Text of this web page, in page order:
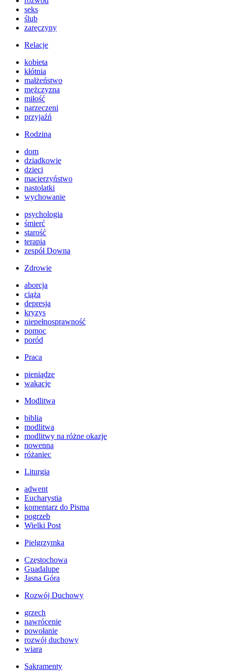
seks
ślub
zaręczyny
Relacje
kobieta
kłótnia
małżeństwo
mężczyzna
miłość
narzeczeni
przyjaźń
Rodzina
dom
dziadkowie
dzieci
macierzyństwo
nastolatki
wychowanie
psychologia
śmierć
starość
terapia
zespół Downa
Zdrowie
aborcja
ciąża
depresja
kryzys
niepełnosprawność
pomoc
poród
Praca
pieniądze
wakacje
Modlitwa
biblia
modlitwa
modlitwy na różne okazje
nowenna
różaniec
Liturgia
adwent
Eucharystia
komentarz do Pisma
pogrzeb
Wielki Post
Pielgrzymka
Częstochowa
Guadalupe
Jasna Góra
Rozwój Duchowy
grzech
nawrócenie
powołanie
rozwój duchowy
wiara
Sakramenty